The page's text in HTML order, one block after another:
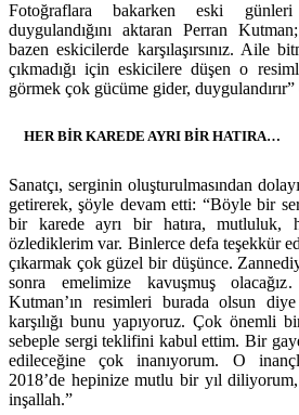
Fotoğraflara bakarken eski
duygulandığını aktaran Perran
bazen eskicilerde karşılaşırsınız. Aile
çıkmadığı için eskicilere düşen o
görmek çok gücüme gider, duygulandırır”
HER BİR KAREDE AYRI BİR HATIRA…
Sanatçı, serginin oluşturulmasından
getirerek, şöyle devam etti: “Böyle bir
bir karede ayrı bir hatıra, mutluluk,
özlediklerim var. Binlerce defa teşekkür
çıkarmak çok güzel bir düşünce.
sonra emelimize kavuşmuş
Kutman’ın resimleri burada olsun
karşılığı bunu yapıyoruz. Çok önemli
sebeple sergi teklifini kabul ettim. Bir
edileceğine çok inanıyorum. O
2018’de hepinize mutlu bir yıl
inşallah.”